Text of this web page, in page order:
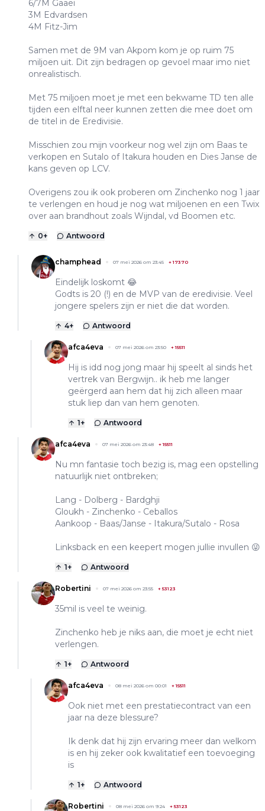
6/7M Gaaei
3M Edvardsen
4M Fitz-Jim
Samen met de 9M van Akpom kom je op ruim 75
miljoen uit. Dit zijn bedragen op gevoel maar imo niet
onrealistisch.
Met 75 miljoen moet je met een bekwame TD ten alle
tijden een elftal neer kunnen zetten die mee doet om
de titel in de Eredivisie.
Misschien zou mijn voorkeur nog wel zijn om Baas te
verkopen en Sutalo of Itakura houden en Dies Janse de
kans geven op LCV.
Overigens zou ik ook proberen om Zinchenko nog 1 jaar
te verlengen en houd je nog wat miljoenen en een Twix
over aan brandhout zoals Wijndal, vd Boomen etc.
0+ Antwoord
champhead 07 mei 2026 om 23:45 +17370
Eindelijk loskomt 😂
Godts is 20 (!) en de MVP van de eredivisie. Veel
jongere spelers zijn er niet die dat worden.
4+ Antwoord
afca4eva 07 mei 2026 om 23:50 +15511
Hij is idd nog jong maar hij speelt al sinds het
vertrek van Bergwijn.. ik heb me langer
geërgerd aan hem dat hij zich alleen maar
stuk liep dan van hem genoten.
1+ Antwoord
afca4eva 07 mei 2026 om 23:48 +15511
Nu mn fantasie toch bezig is, mag een opstelling
natuurlijk niet ontbreken;
Lang - Dolberg - Bardghji
Gloukh - Zinchenko - Ceballos
Aankoop - Baas/Janse - Itakura/Sutalo - Rosa
Linksback en een keepert mogen jullie invullen 😜
1+ Antwoord
Robertini 07 mei 2026 om 23:55 + 53123
35mil is veel te weinig.
Zinchenko heb je niks aan, die moet je echt niet
verlengen.
1+ Antwoord
afca4eva 08 mei 2026 om 00:01 +15511
Ook niet met een prestatiecontract van een
jaar na deze blessure?
Ik denk dat hij zijn ervaring meer dan welkom
is en hij zeker ook kwalitatief een toevoeging
is
1+ Antwoord
Robertini 08 mei 2026 om 9:24 + 53123